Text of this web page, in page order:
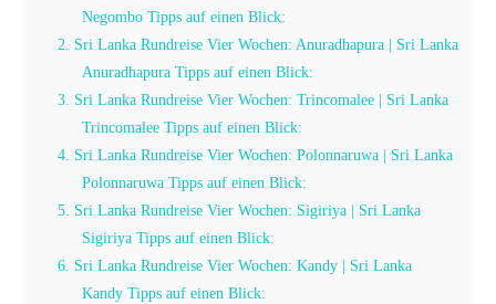
Negombo Tipps auf einen Blick:
2. Sri Lanka Rundreise Vier Wochen: Anuradhapura | Sri Lanka
Anuradhapura Tipps auf einen Blick:
3. Sri Lanka Rundreise Vier Wochen: Trincomalee | Sri Lanka
Trincomalee Tipps auf einen Blick:
4. Sri Lanka Rundreise Vier Wochen: Polonnaruwa | Sri Lanka
Polonnaruwa Tipps auf einen Blick:
5. Sri Lanka Rundreise Vier Wochen: Sigiriya | Sri Lanka
Sigiriya Tipps auf einen Blick:
6. Sri Lanka Rundreise Vier Wochen: Kandy | Sri Lanka
Kandy Tipps auf einen Blick: